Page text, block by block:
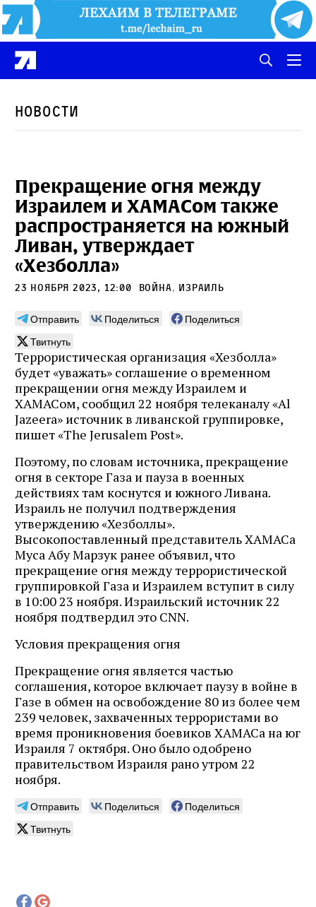
Новости
Прекращение огня между
Израилем и ХАМАСом также
распространяется на южный
Ливан, утверждает
«Хезболла»
23 ноября 2023, 12:00 война, Израиль
Отправить Поделиться
Поделиться
Твитнуть
Террористическая организация «Хезболла»
будет «уважать» соглашение о временном
прекращении огня между Израилем и
ХАМАСом, сообщил 22 ноября телеканалу «Al
Jazeera» источник в ливанской группировке,
пишет «The Jerusalem Post».
Поэтому, по словам источника, прекращение
огня в секторе Газа и пауза в военных
действиях там коснутся и южного Ливана.
Израиль не получил подтверждения
утверждению «Хезболлы».
Высокопоставленный представитель ХАМАСа
Муса Абу Марзук ранее объявил, что
прекращение огня между террористической
группировкой Газа и Израилем вступит в силу
в 10:00 23 ноября. Израильский источник 22
ноября подтвердил это CNN.
Условия прекращения огня
Прекращение огня является частью
соглашения, которое включает паузу в войне в
Газе в обмен на освобождение 80 из более чем
239 человек, захваченных террористами во
время проникновения боевиков ХАМАСа на юг
Израиля 7 октября. Оно было одобрено
правительством Израиля рано утром 22
ноября.
Отправить Поделиться
Поделиться
Твитнуть